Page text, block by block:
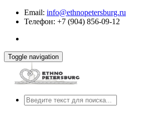
Email: info@ethnopetersburg.ru
Телефон: +7 (904) 856-09-12
Toggle navigation